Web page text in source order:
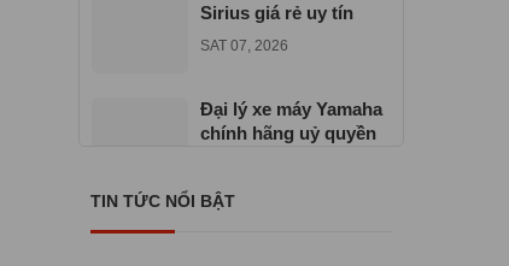
Sirius giá rẻ uy tín
SAT 07, 2026
Đại lý xe máy Yamaha
chính hãng uỷ quyền
TIN TỨC NỔI BẬT